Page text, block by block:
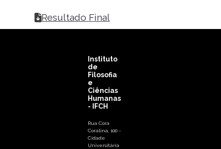
Resultado Final
Instituto
de
Filosofia
e
Ciências
Humanas
- IFCH
Rua Cora
Coralina, 100 -
Cidade
Universitária